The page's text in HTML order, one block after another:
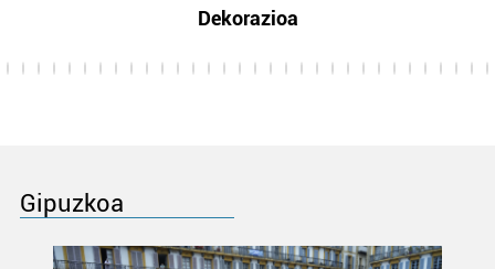
Dekorazioa
Gipuzkoa